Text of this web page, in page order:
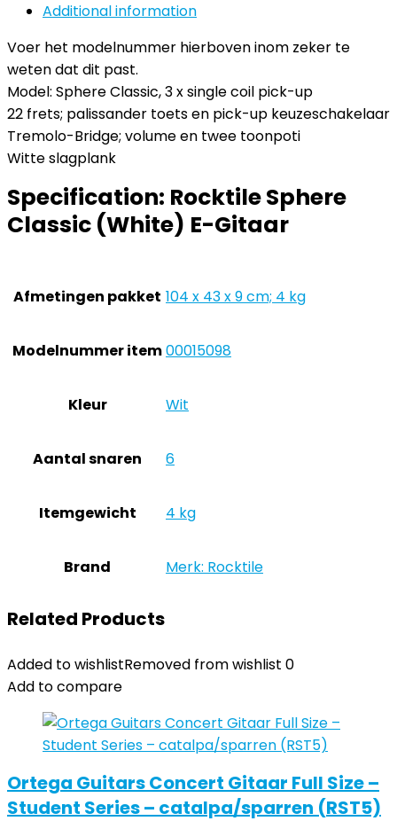
Additional information
Voer het modelnummer hierboven inom zeker te
weten dat dit past.
Model: Sphere Classic, 3 x single coil pick-up
22 frets; palissander toets en pick-up keuzeschakelaar
Tremolo-Bridge; volume en twee toonpoti
Witte slagplank
Specification: Rocktile Sphere
Classic (White) E-Gitaar
Afmetingen pakket ‎104 x 43 x 9 cm; 4 kg
Modelnummer item‎00015098
Kleur ‎Wit
Aantal snaren ‎6
Itemgewicht ‎4 kg
Brand Merk: Rocktile
Related Products
Added to wishlistRemoved from wishlist 0
Add to compare
Ortega Guitars Concert Gitaar Full Size –
Student Series – catalpa/sparren (RST5)